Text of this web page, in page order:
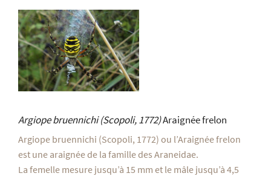
Argiope bruennichi(Scopoli, 1772)Araignée frelon
Argiope bruennichi (Scopoli, 1772) ou l’Araignée frelon
est une araignée de la famille des Araneidae.
La femelle mesure jusqu’à 15 mm et le mâle jusqu’à 4,5